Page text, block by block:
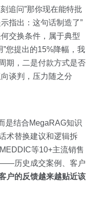
追问”那你现在能特批
指出：这句话制造了”
交换条件，属于典型
”您提出的15%降幅，我
期，二是付款方式是否
谈判，压力随之分
是结合MegaRAG知识
术替换建议和逻辑拆
等10+主流销售
历史成交案例、客户
户的反馈越来越贴近该